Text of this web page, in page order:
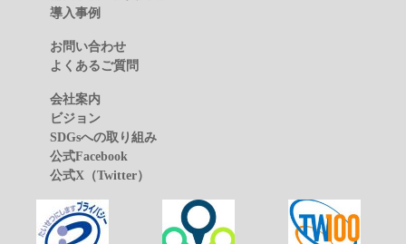
導入事例
お問い合わせ
よくあるご質問
会社案内
ビジョン
SDGsへの取り組み
公式Facebook
公式X（Twitter）